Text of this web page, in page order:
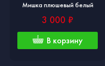
Мишка плюшевый белый
3 000 ₽
В корзину